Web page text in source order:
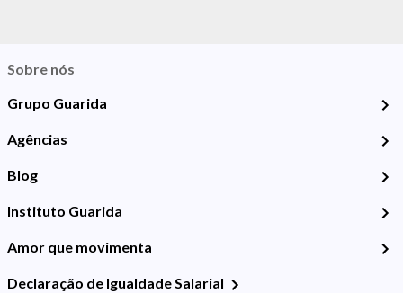
Sobre nós
Grupo Guarida
Agências
Blog
Instituto Guarida
Amor que movimenta
Declaração de Igualdade Salarial